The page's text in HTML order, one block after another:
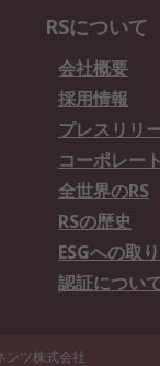
RSについて
会社概要
採用情報
プレスリリ
コーポレー
全世界のRS
RSの歴史
ESGへの取
認証につい
ンツ株式会社